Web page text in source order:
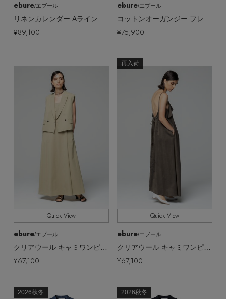
ebure/エブール
¥89,100
ebure/エブール
¥75,900
Quick View
ebure/エブール
クリアウール キャミワンピース
¥67,100
再入荷
Quick View
ebure/エブール
クリアウール キャミワンピース
¥67,100
2026秋冬 2026秋冬